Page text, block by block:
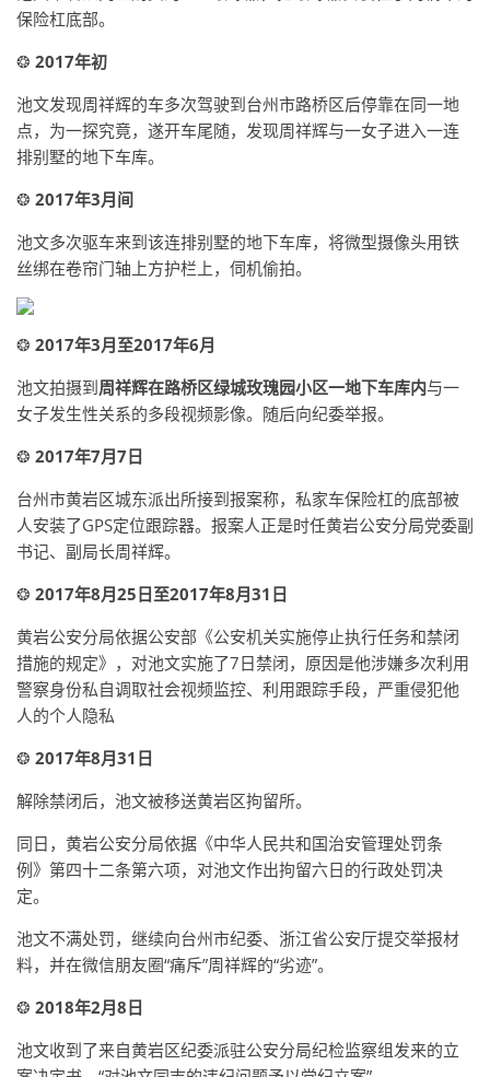
保险杠底部。
❂ 2017年初
池文发现周祥辉的车多次驾驶到台州市路桥区后停靠在同一地
点，为一探究竟，遂开车尾随，发现周祥辉与一女子进入一连
排别墅的地下车库。
❂ 2017年3月间
池文多次驱车来到该连排别墅的地下车库，将微型摄像头用铁
丝绑在卷帘门轴上方护栏上，伺机偷拍。
❂ 2017年3月至2017年6月
池文拍摄到周祥辉在路桥区绿城玫瑰园小区一地下车库内与一
女子发生性关系的多段视频影像。随后向纪委举报。
❂ 2017年7月7日
台州市黄岩区城东派出所接到报案称，私家车保险杠的底部被
人安装了GPS定位跟踪器。报案人正是时任黄岩公安分局党委副
书记、副局长周祥辉。
❂ 2017年8月25日至2017年8月31日
黄岩公安分局依据公安部《公安机关实施停止执行任务和禁闭
措施的规定》，对池文实施了7日禁闭，原因是他涉嫌多次利用
警察身份私自调取社会视频监控、利用跟踪手段，严重侵犯他
人的个人隐私
❂ 2017年8月31日
解除禁闭后，池文被移送黄岩区拘留所。
同日，黄岩公安分局依据《中华人民共和国治安管理处罚条
例》第四十二条第六项，对池文作出拘留六日的行政处罚决
定。
池文不满处罚，继续向台州市纪委、浙江省公安厅提交举报材
料，并在微信朋友圈“痛斥”周祥辉的“劣迹”。
❂ 2018年2月8日
池文收到了来自黄岩区纪委派驻公安分局纪检监察组发来的立